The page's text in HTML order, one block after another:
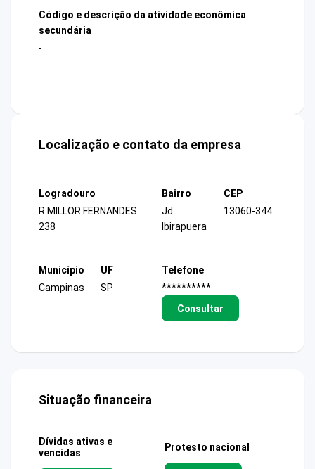
Código e descrição da atividade econômica
secundária
-
Localização e contato da empresa
Logradouro
R MILLOR FERNANDES
238
Bairro
Jd
Ibirapuera
CEP
13060-344
Município
Campinas
UF
SP
Telefone
**********
Consultar
Situação financeira
Dívidas ativas e
vencidas
Protesto nacional